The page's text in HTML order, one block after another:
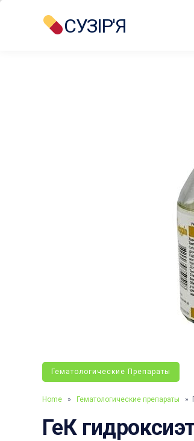
СУЗІР'Я
Гематологические Препараты
Home » Гематологические препараты »
ГеК